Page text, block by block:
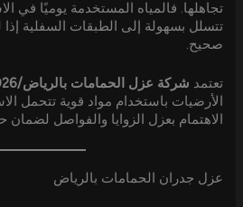
تجاهلها. فالمياه المستخدمة يوميًا في
تتسلل بسهولة إلى الطبقات السفلية
صحيح.
تعتمد شركة عزل الحمامات بالرياض/2026
الأرضيات باستخدام مواد قوية تتحمل
الاهتمام بعزل الزوايا والفواصل لضمان
عزل جدران الحمامات بالرياض